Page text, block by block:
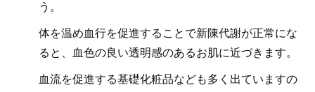
う。
体を温め血行を促進することで新陳代謝が正常にな
ると、血色の良い透明感のあるお肌に近づきます。
血流を促進する基礎化粧品なども多く出ていますの